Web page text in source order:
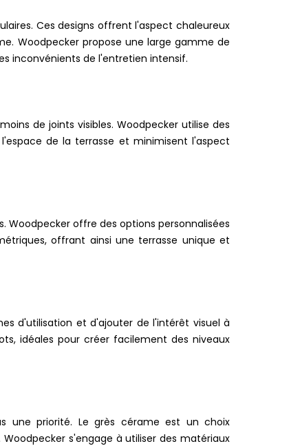
Ces designs offrent l'aspect chaleureux
Woodpecker propose une large gamme de
inconvénients de l'entretien intensif.
de joints visibles. Woodpecker utilise des
de la terrasse et minimisent l'aspect
offre des options personnalisées
offrant ainsi une terrasse unique et
d'utilisation et d'ajouter de l'intérêt visuel à
idéales pour créer facilement des niveaux
une priorité. Le grès cérame est un choix
s'engage à utiliser des matériaux